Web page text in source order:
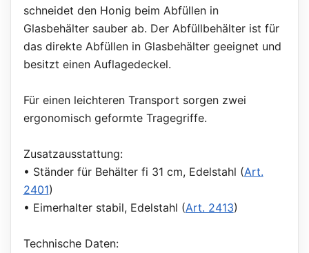
schneidet den Honig beim Abfüllen in
Glasbehälter sauber ab. Der Abfüllbehälter ist für
das direkte Abfüllen in Glasbehälter geeignet und
besitzt einen Auflagedeckel.
Für einen leichteren Transport sorgen zwei
ergonomisch geformte Tragegriffe.
Zusatzausstattung:
• Ständer für Behälter fi 31 cm, Edelstahl (Art.
2401)
• Eimerhalter stabil, Edelstahl (Art. 2413)
Technische Daten: